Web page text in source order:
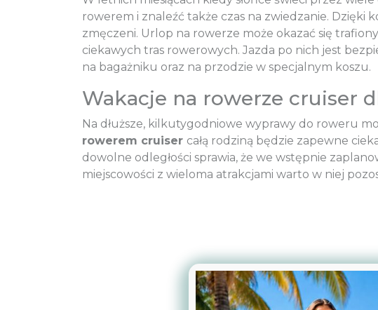
rowerem i znaleźć także czas na zwiedzanie. Dzięki
zmęczeni. Urlop na rowerze może okazać się
ciekawych tras rowerowych. Jazda po nich jest
na bagażniku oraz na przodzie w specjalnym koszu.
Wakacje na rowerze cruiser
Na dłuższe, kilkutygodniowe wyprawy do roweru
rowerem cruiser całą rodziną będzie zapewne
dowolne odległości sprawia, że we wstępnie
miejscowości z wieloma atrakcjami warto w niej